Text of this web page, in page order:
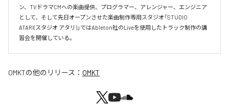
ン、TVドラマCMへの楽曲提供、プログラマー、アレンジャー、エンジニア
として、そして先日オープンさせた楽曲制作専用スタジオ「STUDIO
ATARI(スタジオ アタリ)」ではAbleton社のLiveを使用したトラック制作の講
習会を開催している。
OMKTの他のリリース： OMKT